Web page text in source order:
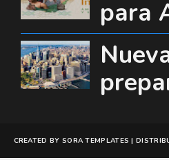
para
CREATED BY SORA TEMPLATES |